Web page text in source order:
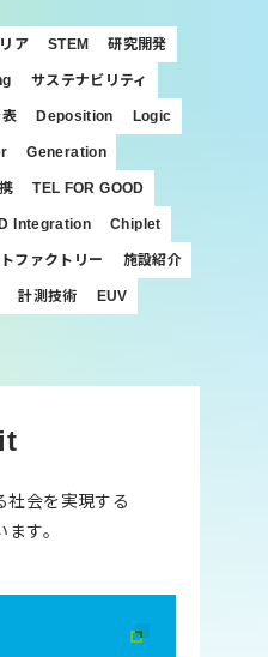
ア STEM 研究開発
サステナビリティ
Deposition Logic
Generation
TEL FOR GOOD
Integration Chiplet
ファクトリー 施設紹介
計測技術 EUV
社会を実現する
す。